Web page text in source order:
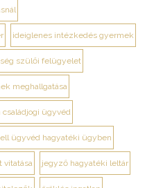
ideiglenes intézkedés gyermek
szülői felügyelet
meghallgatása
családjogi ügyvéd
ügyvéd hagyatéki ügyben
vitatása jegyző hagyatéki leltár